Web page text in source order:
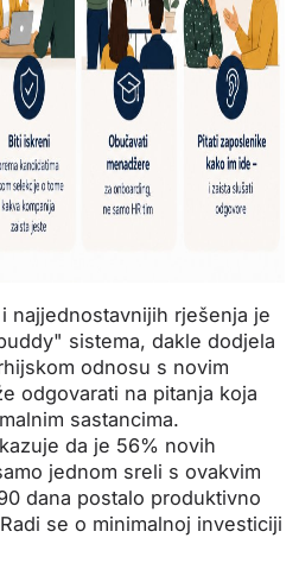
najjednostavnijih rješenja je
sistema, dakle dodjela
odnosu s novim
odgovarati na pitanja koja
sastancima.
da je 56% novih
jednom sreli s ovakvim
dana postalo produktivno
se o minimalnoj investiciji